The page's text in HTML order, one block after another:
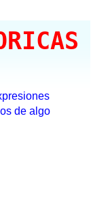
de algo